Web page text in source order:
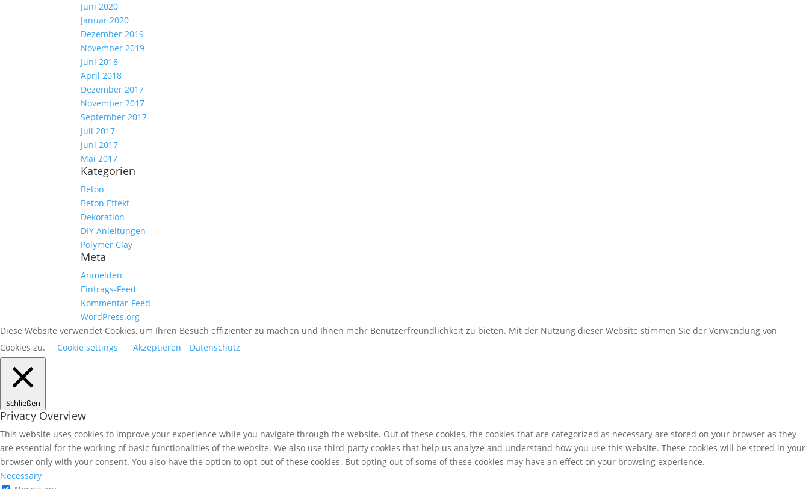
Juni 2020
Januar 2020
Dezember 2019
November 2019
Juni 2018
April 2018
Dezember 2017
November 2017
September 2017
Juli 2017
Juni 2017
Mai 2017
Kategorien
Beton
Beton Effekt
Dekoration
DIY Anleitungen
Polymer Clay
Meta
Anmelden
Eintrags-Feed
Kommentar-Feed
WordPress.org
Diese Website verwendet Cookies, um Ihren Besuch effizienter zu machen und Ihnen mehr Benutzerfreundlichkeit zu bieten. Mit der Nutzung dieser Website stimmen Sie der Verwendung von
Cookies zu.
Cookie settings Akzeptieren Datenschutz
Schließen
Privacy Overview
This website uses cookies to improve your experience while you navigate through the website. Out of these cookies, the cookies that are categorized as necessary are stored on your browser as they
are essential for the working of basic functionalities of the website. We also use third-party cookies that help us analyze and understand how you use this website. These cookies will be stored in your
browser only with your consent. You also have the option to opt-out of these cookies. But opting out of some of these cookies may have an effect on your browsing experience.
Necessary